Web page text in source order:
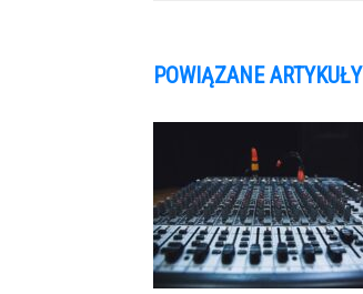
POWIĄZANE ARTYKUŁY